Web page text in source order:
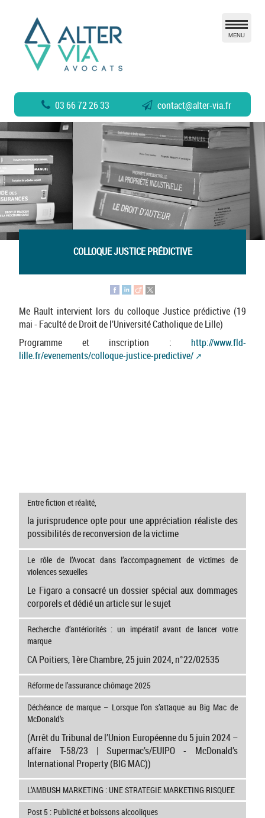
03 66 72 26 33 contact@alter-via.fr
MENU
COLLOQUE JUSTICE PRÉDICTIVE
Me Rault intervient lors du colloque Justice prédictive (19
mai - Faculté de Droit de l’Université Catholique de Lille)
Programme et inscription : http://www.fld-
lille.fr/evenements/colloque-justice-predictive/
Entre fiction et réalité,
la jurisprudence opte pour une appréciation réaliste des
possibilités de reconversion de la victime
Le rôle de l’Avocat dans l’accompagnement de victimes de
violences sexuelles
Le Figaro a consacré un dossier spécial aux dommages
corporels et dédié un article sur le sujet
Recherche d’antériorités : un impératif avant de lancer votre
marque
CA Poitiers, 1ère Chambre, 25 juin 2024, n°22/02535
Réforme de l’assurance chômage 2025
Déchéance de marque – Lorsque l’on s’attaque au Big Mac de
McDonald’s
(Arrêt du Tribunal de l’Union Européenne du 5 juin 2024 –
affaire T-58/23 | Supermac’s/EUIPO - McDonald’s
International Property (BIG MAC))
L’AMBUSH MARKETING : UNE STRATEGIE MARKETING RISQUEE
Post 5 : Publicité et boissons alcooliques